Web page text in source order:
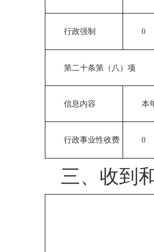
行政强制 0
第二十条第（八）项
信息内容 本
行政事业性收费 0
三、收到